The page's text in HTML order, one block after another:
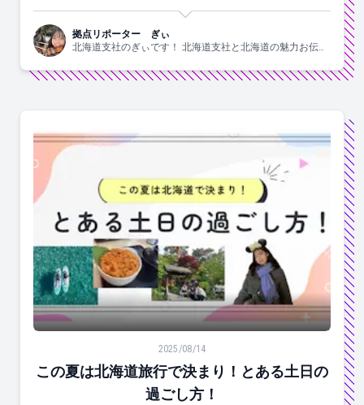
拠点リポーター ぎぃ
北海道支社のぎぃです！ 北海道支社と北海道の魅力お伝え
この夏は北海道旅行で決まり！とある土日の過ごし方！
2025/08/14
この夏は北海道旅行で決まり！とある土日の
過ごし方！